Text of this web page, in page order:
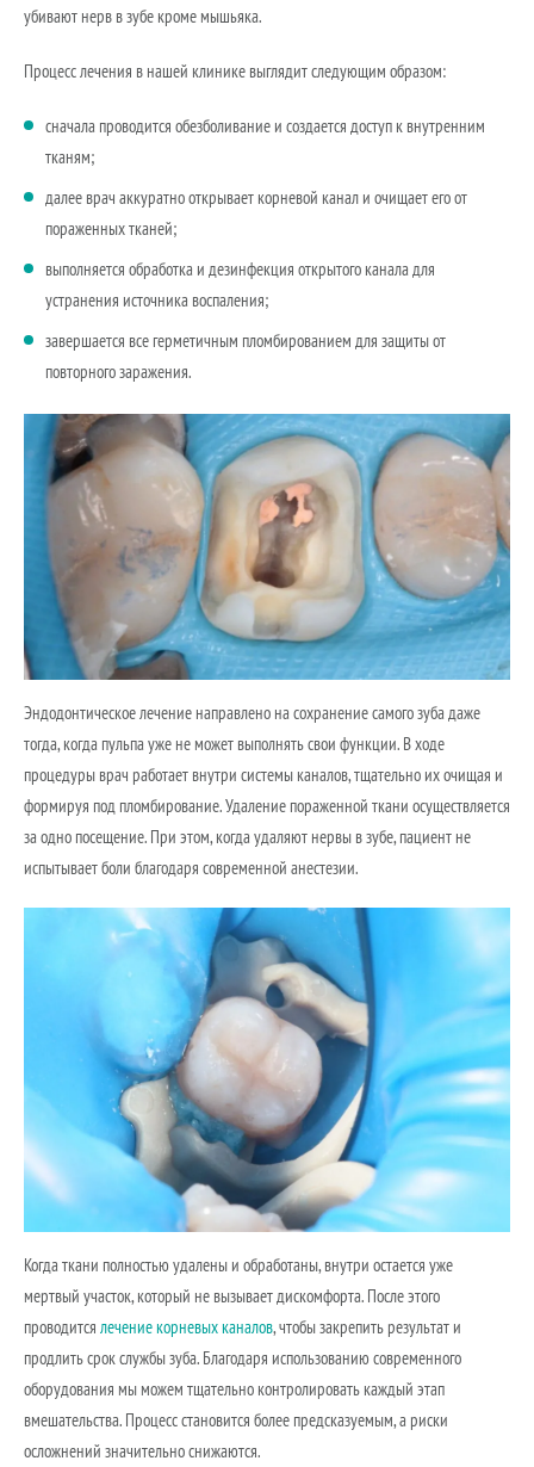
убивают нерв в зубе кроме мышьяка.
Процесс лечения в нашей клинике выглядит следующим образом:
сначала проводится обезболивание и создается доступ к внутренним
тканям;
далее врач аккуратно открывает корневой канал и очищает его от
пораженных тканей;
выполняется обработка и дезинфекция открытого канала для
устранения источника воспаления;
завершается все герметичным пломбированием для защиты от
повторного заражения.
Эндодонтическое лечение направлено на сохранение самого зуба даже
тогда, когда пульпа уже не может выполнять свои функции. В ходе
процедуры врач работает внутри системы каналов, тщательно их очищая и
формируя под пломбирование. Удаление пораженной ткани осуществляется
за одно посещение. При этом, когда удаляют нервы в зубе, пациент не
испытывает боли благодаря современной анестезии.
Когда ткани полностью удалены и обработаны, внутри остается уже
мертвый участок, который не вызывает дискомфорта. После этого
проводится лечение корневых каналов, чтобы закрепить результат и
продлить срок службы зуба. Благодаря использованию современного
оборудования мы можем тщательно контролировать каждый этап
вмешательства. Процесс становится более предсказуемым, а риски
осложнений значительно снижаются.